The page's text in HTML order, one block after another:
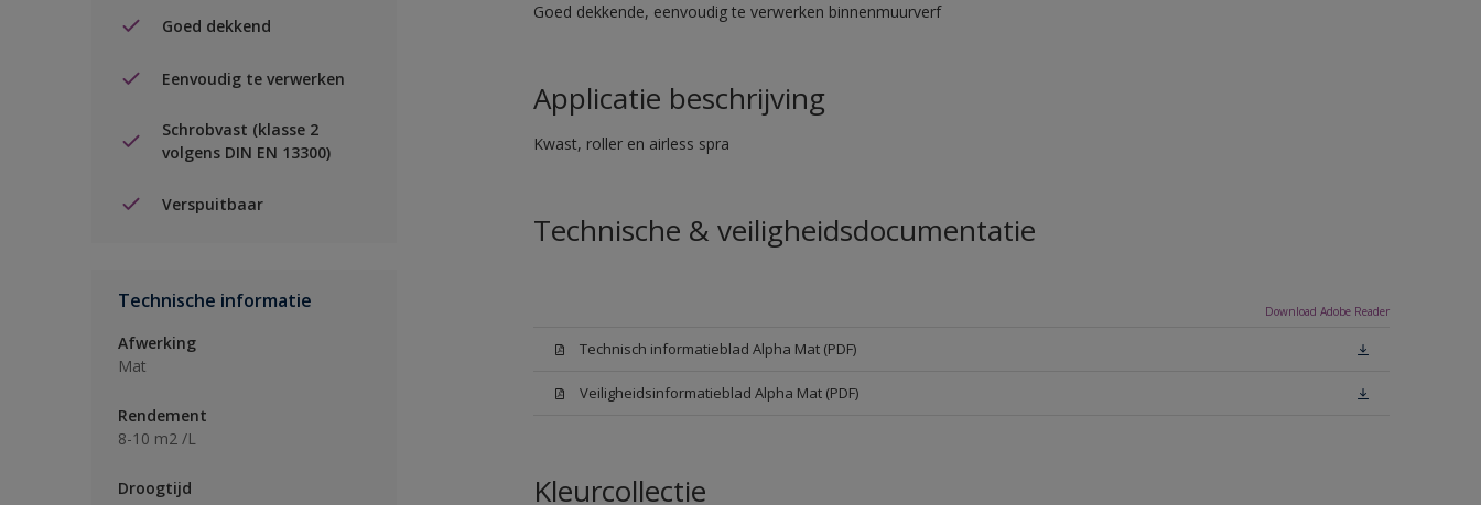
Goed dekkend
Eenvoudig te verwerken
Schrobvast (klasse 2
volgens DIN EN 13300)
Verspuitbaar
Technische informatie
Afwerking
Mat
Rendement
8-10 m2 /L
Droogtijd
Goed dekkende, eenvoudig te verwerken binnenmuurverf
Applicatie beschrijving
Kwast, roller en airless spra
Technische & veiligheidsdocumentatie
Download Adobe Reader
Technisch informatieblad Alpha Mat (PDF)
Veiligheidsinformatieblad Alpha Mat (PDF)
Kleurcollectie